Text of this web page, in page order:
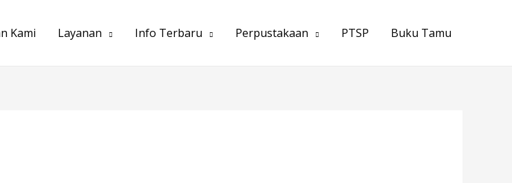
Kami Layanan Info Terbaru Perpustakaan PTSP Buku Tamu